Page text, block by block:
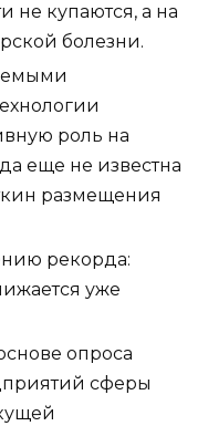
не купаются, а на
болезни.
роль на
еще не известна
размещения
рекорда:
уже
опроса
сферы